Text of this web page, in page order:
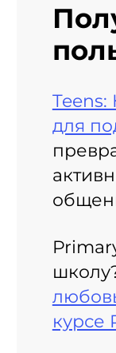
Teens:
для
курсе